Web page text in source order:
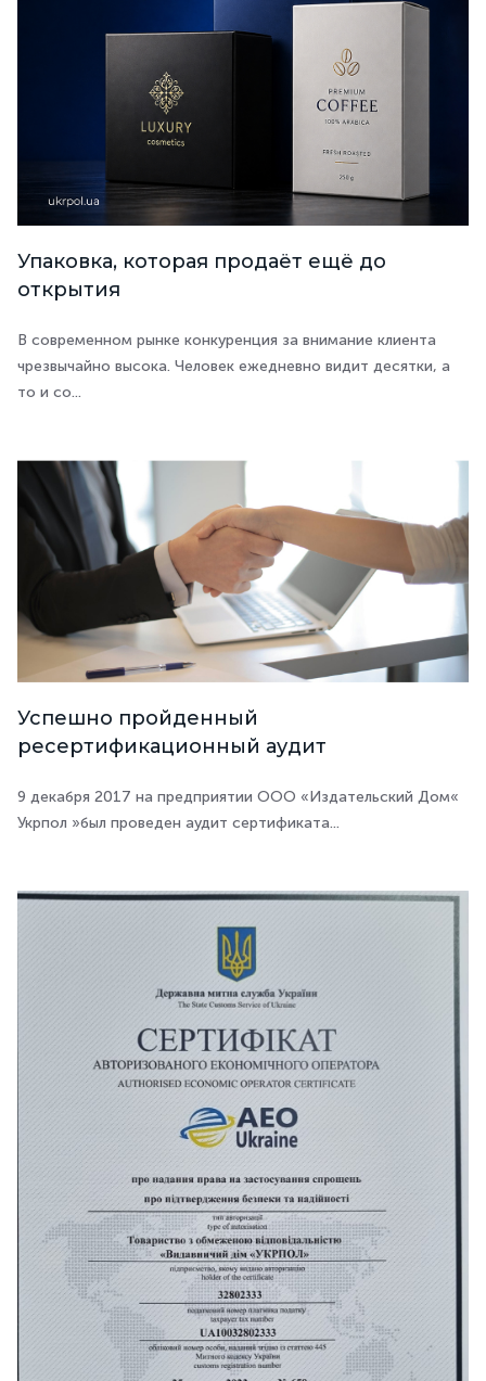
Упаковка, которая продаёт ещё до
открытия
В современном рынке конкуренция за внимание клиента
чрезвычайно высока. Человек ежедневно видит десятки, а
то и со...
Успешно пройденный
ресертификационный аудит
9 декабря 2017 на предприятии ООО «Издательский Дом«
Укрпол »был проведен аудит сертификата...